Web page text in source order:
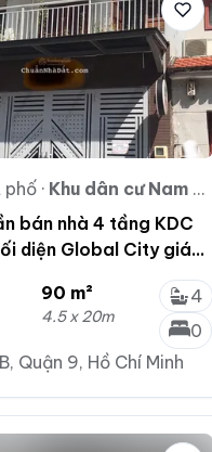
phố · Khu dân cư Nam Long
bán nhà 4 tầng KDC
diện Global City giá
90 m²
4.5 x 20m
4
0
Quận 9, Hồ Chí Minh